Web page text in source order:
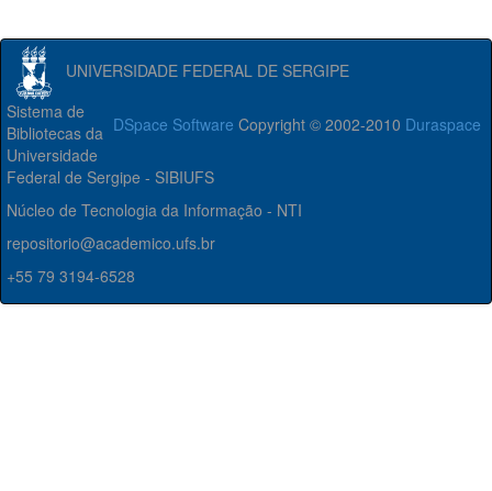
UNIVERSIDADE FEDERAL DE SERGIPE
DSpace Software Copyright © 2002-2010 Duraspace
Sistema de
Bibliotecas da
Universidade
Federal de Sergipe - SIBIUFS
Núcleo de Tecnologia da Informação - NTI
repositorio@academico.ufs.br
+55 79 3194-6528